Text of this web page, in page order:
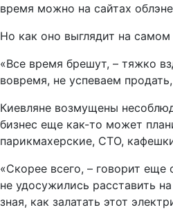
время можно на сайтах
Но как оно выглядит на самом
«Все время брешут, – тяжко
вовремя, не успеваем
Киевляне возмущены
бизнес еще как-то может
парикмахерские, СТО,
«Скорее всего, – говорит
не удосужились расставить
зная, как залатать этот